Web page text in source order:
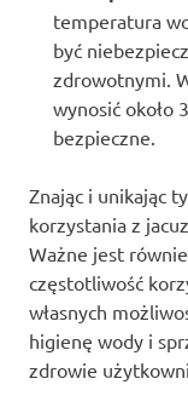
temperatura
być
zdrowotnymi.
wynosić około
bezpieczne.
Znając i unikając
korzystania z
Ważne jest
częstotliwość
własnych
higienę wody i
zdrowie